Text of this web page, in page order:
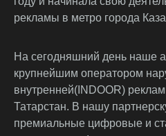
рекламы в метро города
На сегодняшний день наше
крупнейшим оператором
внутренней(INDOOR)
Татарстан. В нашу
премиальные цифровые и